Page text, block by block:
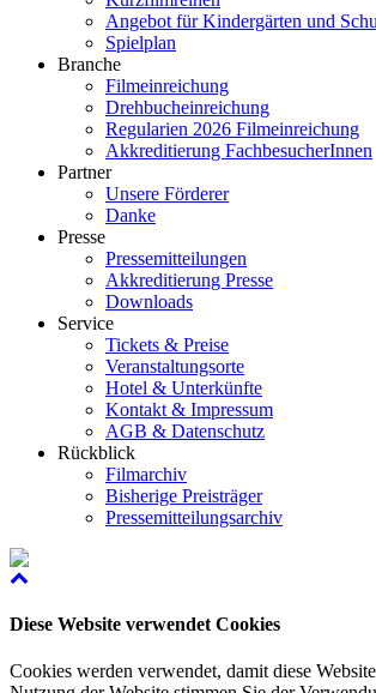
Angebot für Kindergärten und
Spielplan
Branche
Filmeinreichung
Drehbucheinreichung
Regularien 2026 Filmeinreichung
Akkreditierung FachbesucherInnen
Partner
Unsere Förderer
Danke
Presse
Pressemitteilungen
Akkreditierung Presse
Downloads
Service
Tickets & Preise
Veranstaltungsorte
Hotel & Unterkünfte
Kontakt & Impressum
AGB & Datenschutz
Rückblick
Filmarchiv
Bisherige Preisträger
Pressemitteilungsarchiv
Diese Website verwendet Cookies
Cookies werden verwendet, damit diese